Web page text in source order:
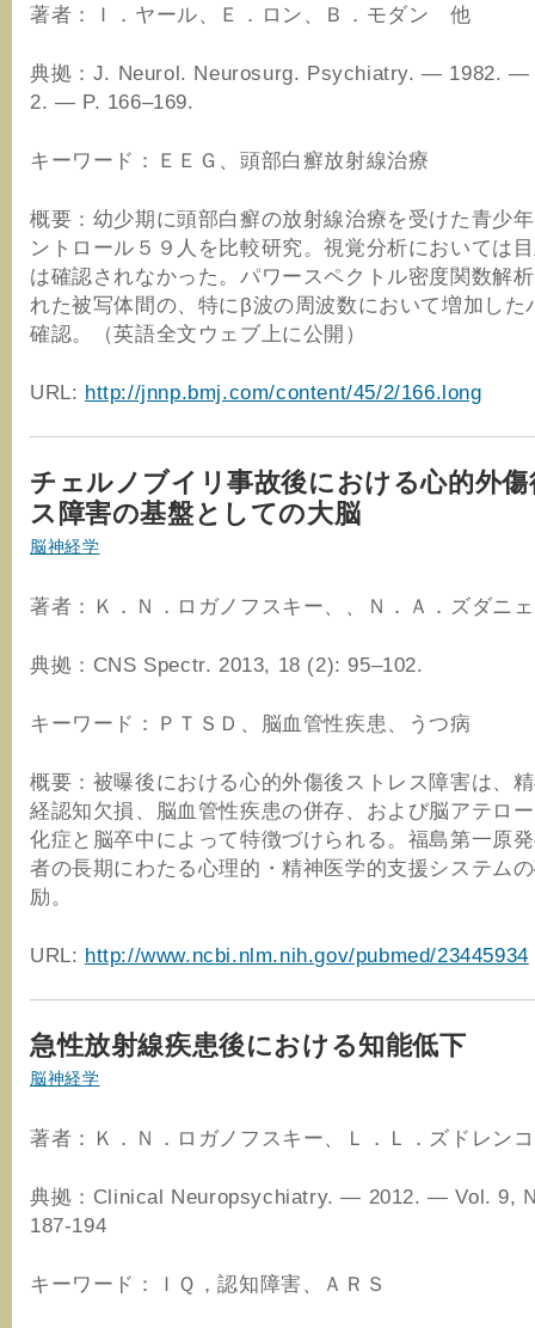
著者：Ｉ．ヤール、Ｅ．ロン、Ｂ．モダン 他
典拠：J. Neurol. Neurosurg. Psychiatry. — 1982.
2. — P. 166–169.
キーワード：ＥＥＧ、頭部白癬放射線治療
概要：幼少期に頭部白癬の放射線治療を受けた青少
ントロール５９人を比較研究。視覚分析においては
は確認されなかった。パワースペクトル密度関数解
れた被写体間の、特にβ波の周波数において増加した
確認。（英語全文ウェブ上に公開）
URL: http://jnnp.bmj.com/content/45/2/166.long
チェルノブイリ事故後における心的外
ス障害の基盤としての大脳
脳神経学
著者：Ｋ．Ｎ．ロガノフスキー、、Ｎ．Ａ．ズダニ
典拠：CNS Spectr. 2013, 18 (2): 95–102.
キーワード：ＰＴＳＤ、脳血管性疾患、うつ病
概要：被曝後における心的外傷後ストレス障害は、
経認知欠損、脳血管性疾患の併存、および脳アテロ
化症と脳卒中によって特徴づけられる。福島第一原
者の長期にわたる心理的・精神医学的支援システム
励。
URL: http://www.ncbi.nlm.nih.gov/pubmed/23445934
急性放射線疾患後における知能低下
脳神経学
著者：Ｋ．Ｎ．ロガノフスキー、Ｌ．Ｌ．ズドレンコ
典拠：Clinical Neuropsychiatry. — 2012. — Vol.
187-194
キーワード：ＩＱ，認知障害、ＡＲＳ